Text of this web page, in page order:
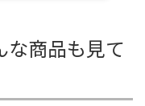
な商品も見て